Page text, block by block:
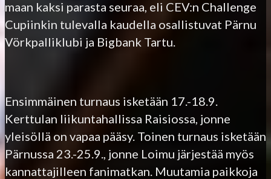
maan kaksi parasta seuraa, eli CEV:n Challenge
Cupiinkin tulevalla kaudella osallistuvat Pärnu
Vörkpalliklubi ja Bigbank Tartu.
Ensimmäinen turnaus isketään 17.-18.9.
Kerttulan liikuntahallissa Raisiossa, jonne
yleisöllä on vapaa pääsy. Toinen turnaus isketään
Pärnussa 23.-25.9., jonne Loimu järjestää myös
kannattajilleen fanimatkan. Muutamia paikkoja